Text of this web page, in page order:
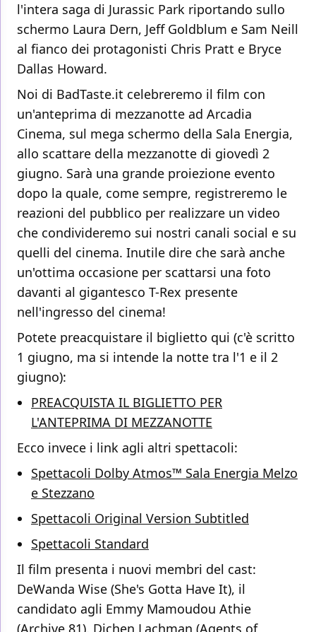
l'intera saga di Jurassic Park riportando sullo
schermo Laura Dern, Jeff Goldblum e Sam Neill
al fianco dei protagonisti Chris Pratt e Bryce
Dallas Howard.
Noi di BadTaste.it celebreremo il film con
un'anteprima di mezzanotte ad Arcadia
Cinema, sul mega schermo della Sala Energia,
allo scattare della mezzanotte di giovedì 2
giugno. Sarà una grande proiezione evento
dopo la quale, come sempre, registreremo le
reazioni del pubblico per realizzare un video
che condivideremo sui nostri canali social e su
quelli del cinema. Inutile dire che sarà anche
un'ottima occasione per scattarsi una foto
davanti al gigantesco T-Rex presente
nell'ingresso del cinema!
Potete preacquistare il biglietto qui (c'è scritto
1 giugno, ma si intende la notte tra l'1 e il 2
giugno):
PREACQUISTA IL BIGLIETTO PER
L'ANTEPRIMA DI MEZZANOTTE
Ecco invece i link agli altri spettacoli:
Spettacoli Dolby Atmos™ Sala Energia Melzo
e Stezzano
Spettacoli Original Version Subtitled
Spettacoli Standard
Il film presenta i nuovi membri del cast:
DeWanda Wise (She's Gotta Have It), il
candidato agli Emmy Mamoudou Athie